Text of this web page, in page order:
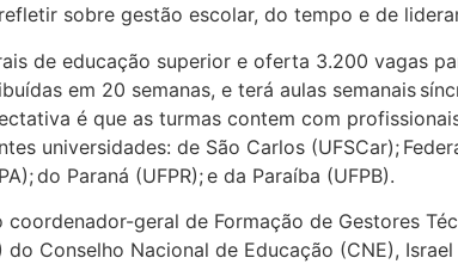
sobre gestão escolar, do tempo e de
de educação superior e oferta 3.200 vagas
em 20 semanas, e terá aulas semanais
é que as turmas contem com
universidades: de São Carlos (UFSCar);
do Paraná (UFPR); e da Paraíba (UFPB).
coordenador-geral de Formação de Gestores
do Conselho Nacional de Educação (CNE),